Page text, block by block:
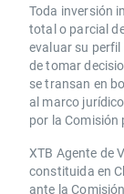
Toda inversión
total o parcial
evaluar su
de tomar
se transan en
al marco
por la Comisión
XTB Agente de
constituida en
ante la